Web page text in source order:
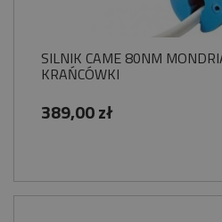
SILNIK CAME 80NM
KRAŃCÓWKI
389,00 zł